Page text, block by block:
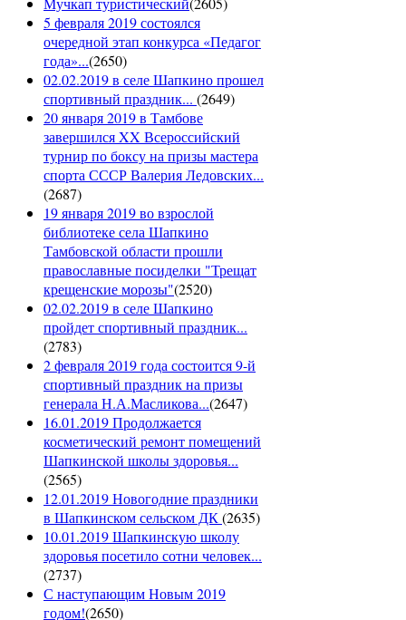
5 февраля 2019 состоялся
очередной этап конкурса «Педагог
года»...(2650)
02.02.2019 в селе Шапкино прошел
спортивный праздник... (2649)
20 января 2019 в Тамбове
завершился XX Всероссийский
турнир по боксу на призы мастера
спорта СССР Валерия Ледовских...
(2687)
19 января 2019 во взрослой
библиотеке села Шапкино
Тамбовской области прошли
православные посиделки "Трещат
крещенские морозы"(2520)
02.02.2019 в селе Шапкино
пройдет спортивный праздник...
(2783)
2 февраля 2019 года состоится 9-й
спортивный праздник на призы
генерала Н.А.Масликова...(2647)
16.01.2019 Продолжается
косметический ремонт помещений
Шапкинской школы здоровья...
(2565)
12.01.2019 Новогодние праздники
в Шапкинском сельском ДК(2635)
10.01.2019 Шапкинскую школу
здоровья посетило сотни человек...
(2737)
С наступающим Новым 2019
годом!(2650)